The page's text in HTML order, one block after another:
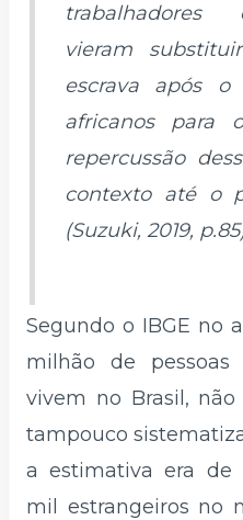
trabalhadores
vieram
escrava após
africanos
repercussão
contexto até o
(Suzuki, 2019,
Segundo o IBGE no
milhão de
vivem no Brasil,
tampouco
a estimativa era de
mil estrangeiros no